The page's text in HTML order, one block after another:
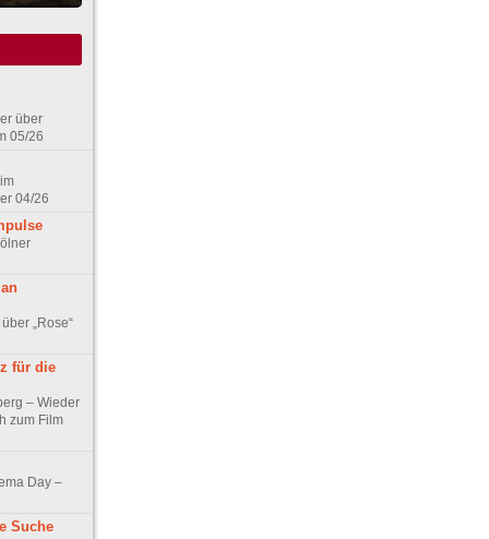
über
05/26
04/26
„Rose“
für die
– Wieder
zum Film
Day –
Suche